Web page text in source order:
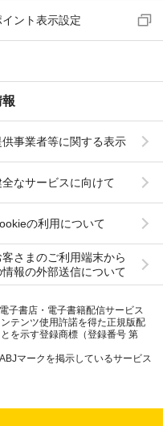
イント表示設定
供事業者等に関する表示
全なサービスに向けて
の利用について
客さまのご利用端末から
情報の外部送信について
子書店・電子書籍配信サービス
テンツ使用許諾を得た正規版配
を示す登録商標（登録番号 第
マークを掲示しているサービス